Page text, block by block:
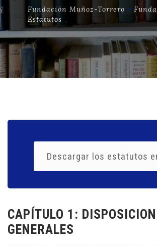
Fundación Muñoz-Torrero >
Estatutos
Descargar los estatutos
CAPÍTULO 1:
GENERALES